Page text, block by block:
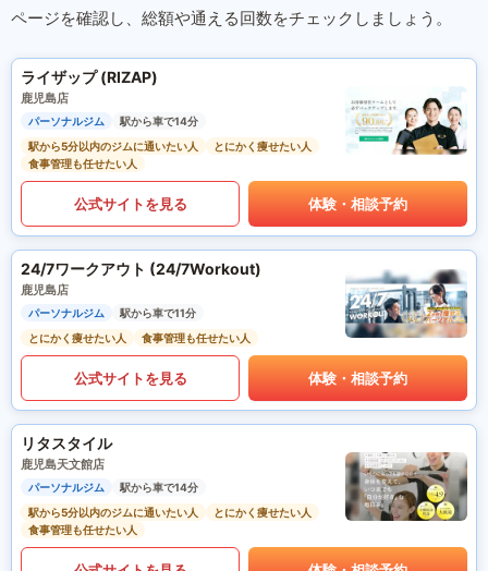
ページを確認し、総額や通える回数をチェックしましょう。
ライザップ (RIZAP)
鹿児島店
パーソナルジム
駅から車で14分
駅から5分以内のジムに通いたい人
とにかく痩せたい人
食事管理も任せたい人
公式サイトを見る 体験・相談予約
24/7ワークアウト (24/7Workout)
鹿児島店
パーソナルジム
駅から車で11分
とにかく痩せたい人
食事管理も任せたい人
公式サイトを見る 体験・相談予約
リタスタイル
鹿児島天文館店
パーソナルジム
駅から車で14分
駅から5分以内のジムに通いたい人
とにかく痩せたい人
食事管理も任せたい人